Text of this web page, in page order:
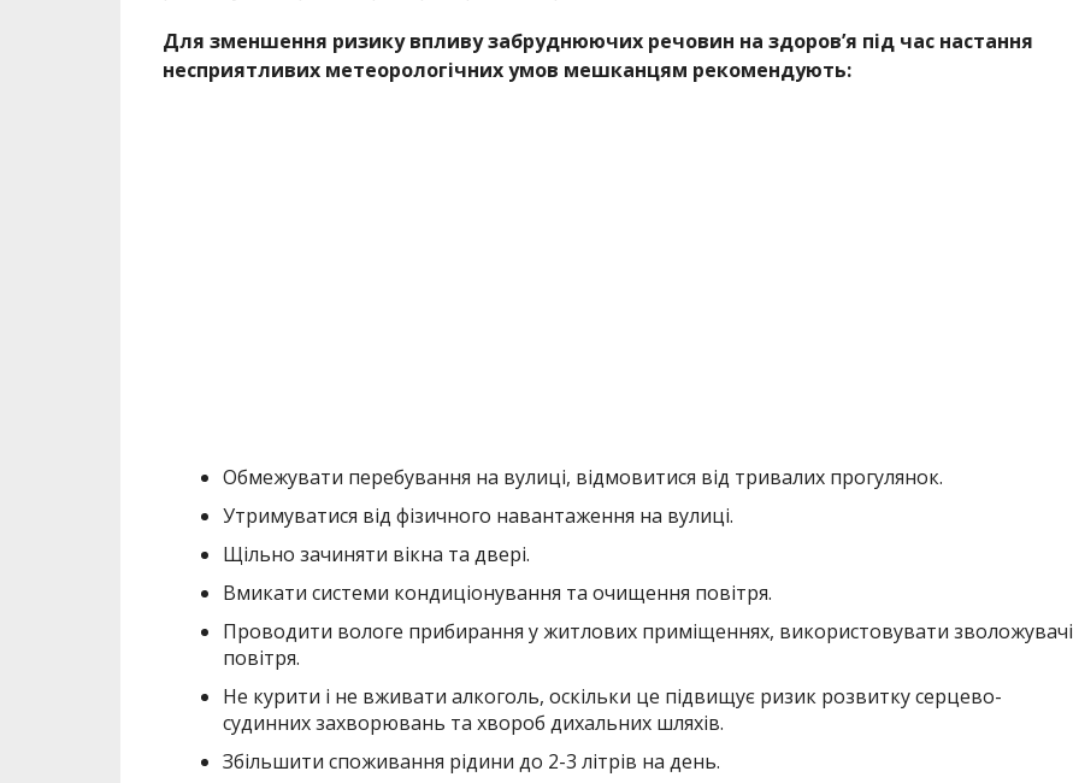
Для зменшення ризику впливу забруднюючих речовин на здоров’я під час настання
несприятливих метеорологічних умов мешканцям рекомендують:
Обмежувати перебування на вулиці, відмовитися від тривалих прогулянок.
Утримуватися від фізичного навантаження на вулиці.
Щільно зачиняти вікна та двері.
Вмикати системи кондиціонування та очищення повітря.
Проводити вологе прибирання у житлових приміщеннях, використовувати зволожувачі
повітря.
Не курити і не вживати алкоголь, оскільки це підвищує ризик розвитку серцево-
судинних захворювань та хвороб дихальних шляхів.
Збільшити споживання рідини до 2-3 літрів на день.